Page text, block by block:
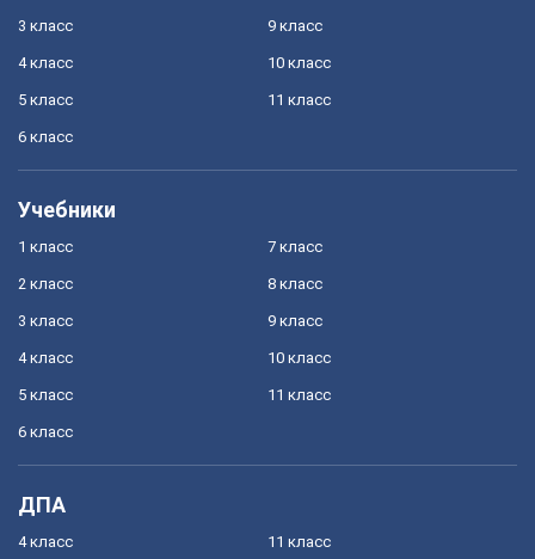
3 класс
4 класс
5 класс
6 класс
9 класс
10 класс
11 класс
Учебники
1 класс
2 класс
3 класс
4 класс
5 класс
6 класс
7 класс
8 класс
9 класс
10 класс
11 класс
ДПА
4 класс 11 класс